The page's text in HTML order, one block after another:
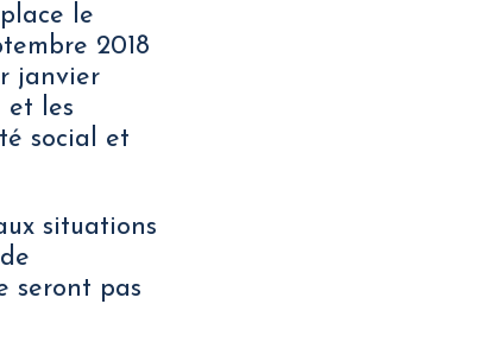
le
2018
janvier
et les
social et
situations
seront pas